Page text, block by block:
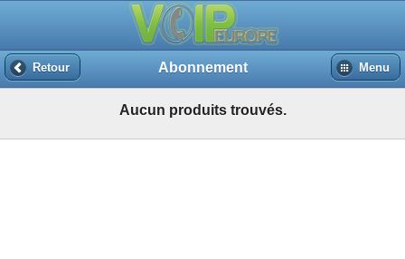
Retour Abonnement Menu
Aucun produits trouvés.